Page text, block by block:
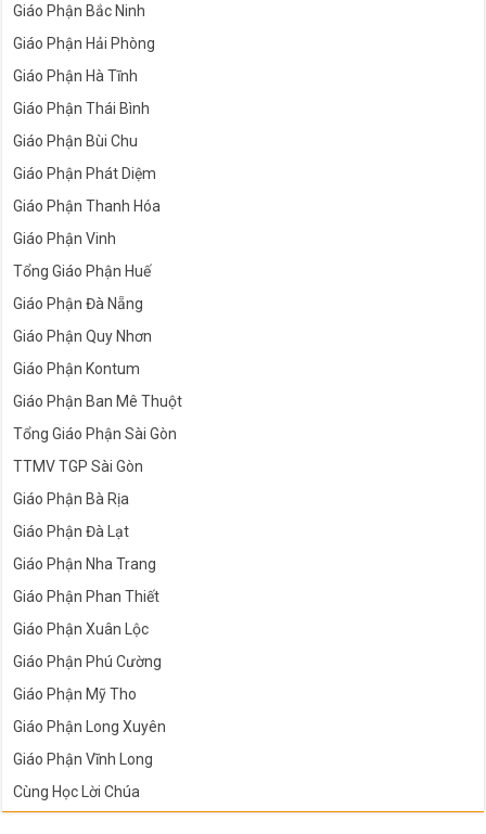
Giáo Phận Bắc Ninh
Giáo Phận Hải Phòng
Giáo Phận Hà Tĩnh
Giáo Phận Thái Bình
Giáo Phận Bùi Chu
Giáo Phận Phát Diệm
Giáo Phận Thanh Hóa
Giáo Phận Vinh
Tổng Giáo Phận Huế
Giáo Phận Đà Nẵng
Giáo Phận Quy Nhơn
Giáo Phận Kontum
Giáo Phận Ban Mê Thuột
Tổng Giáo Phận Sài Gòn
TTMV TGP Sài Gòn
Giáo Phận Bà Rịa
Giáo Phận Đà Lạt
Giáo Phận Nha Trang
Giáo Phận Phan Thiết
Giáo Phận Xuân Lộc
Giáo Phận Phú Cường
Giáo Phận Mỹ Tho
Giáo Phận Long Xuyên
Giáo Phận Vĩnh Long
Cùng Học Lời Chúa